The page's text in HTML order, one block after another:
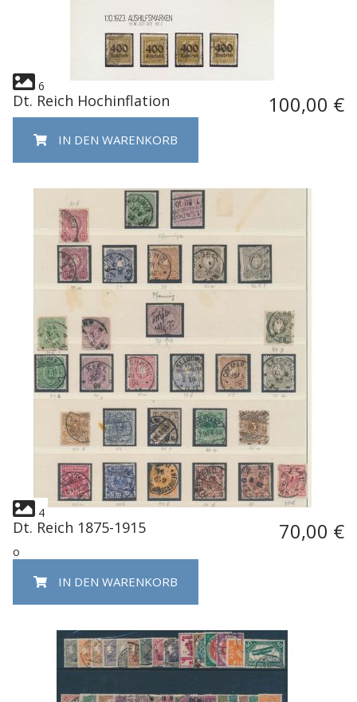
6
Dt. Reich Hochinflation 100,00 €
IN DEN WARENKORB
4
Dt. Reich 1875-1915 70,00 €
o
IN DEN WARENKORB